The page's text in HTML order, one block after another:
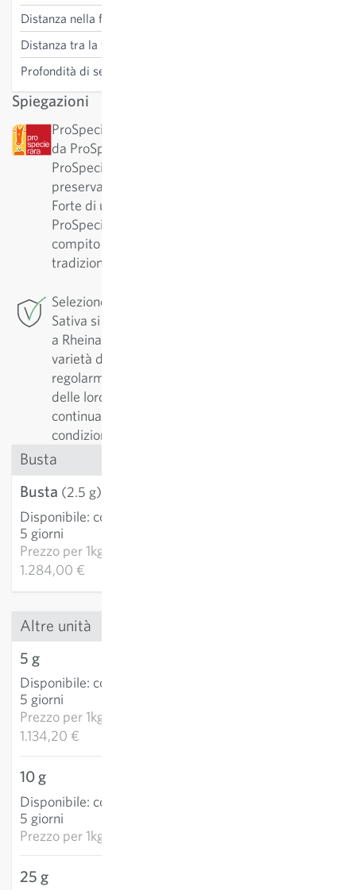
Distanza nella fila
Distanza tra la fila
Profondità di semina
Spiegazioni
ProSpecieRara: Questa varietà è stata classificata
da ProSpecieRara come varietà rara o antica.
ProSpecieRara è una fondazione dedicata a
preservare la diversità delle varietà vegetali rare.
Forte di una collaborazione pluriennale con
ProSpecieRara, Sativa svolge l'importante
compito di conservare e curare tali varietà
tradizionali.
Selezione di conservazione: Per questa varietà
Sativa si occupa della selezione di conservazione
a Rheinau. Al fine di garantirne una alta qualità, la
varietà deve essere conservata. Esse vengono
regolarmente riprodotte e selezionate in funzione
delle loro qualità. Così facendo le varietà vengono
continuamente adattate e migliorate alle
condizioni di coltivazione.
Busta
Busta (2.5 g)
Disponibile: consegna 3-
5 giorni
Prezzo per1kg:
1.284,00 €
Altre unità
5 g
Disponibile: consegna 3-
5 giorni
Prezzo per1kg:
1.134,20 €
10 g
Disponibile: consegna 3-
5 giorni
Prezzo per1kg: 877,40 €
25 g